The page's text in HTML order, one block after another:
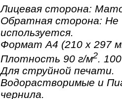
Лицевая сторона:
Обратная сторона: Не
используется.
Формат A4 (210 x 297
Плотность 90 г/м2.
Для струйной печати.
Водорастворимые и
чернила.